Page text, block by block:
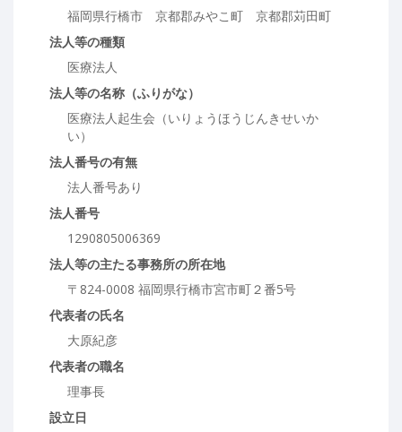
福岡県行橋市 京都郡みやこ町 京都郡苅田町
法人等の種類
医療法人
法人等の名称（ふりがな）
医療法人起生会（いりょうほうじんきせいか
い）
法人番号の有無
法人番号あり
法人番号
1290805006369
法人等の主たる事務所の所在地
〒824-0008 福岡県行橋市宮市町２番5号
代表者の氏名
大原紀彦
代表者の職名
理事長
設立日